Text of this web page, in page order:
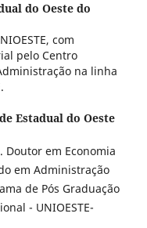
do Oeste do
com
pelo Centro
na linha
Estadual do Oeste
Doutor em Economia
em Administração
de Pós Graduação
- UNIOESTE-